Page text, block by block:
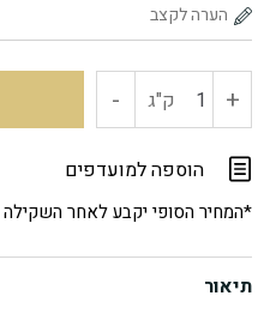
+ כמות
שוקיים
הודו
ק"ג -
הוספה למועדפים
*המחיר הסופי יקבע לאחר השקילה
תיאור